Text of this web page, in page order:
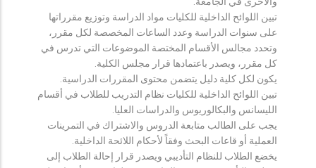
تبين اللوائح الداخلية للكليات مواد الدراسة وتوزيع مقرراتها
على سنوات الدراسة وعدد الساعات المخصصة لكل مقرر،
وتحدد مجالس الأقسام المختصة الموضوعات التي تدرس في
كل مقرر، ويصدر باعتمادها قرار مجلس الكلية.
يكون لكل كلية دليل يتضمن محتوى المقررات الدراسية.
تبين اللوائح الداخلية للكليات نظام التدريب للطلاب في أقسام
الليسانس والبكالوريوس والدراسات العليا.
يجب على الطالب متابعة الدروس والاشتراك في التمرينات
العملية أو قاعات البحث وفقاً لأحكام اللائحة الداخلية.
يخضع الطلاب للنظام التأديبي ويصدر قرار إحالة الطلاب إلى